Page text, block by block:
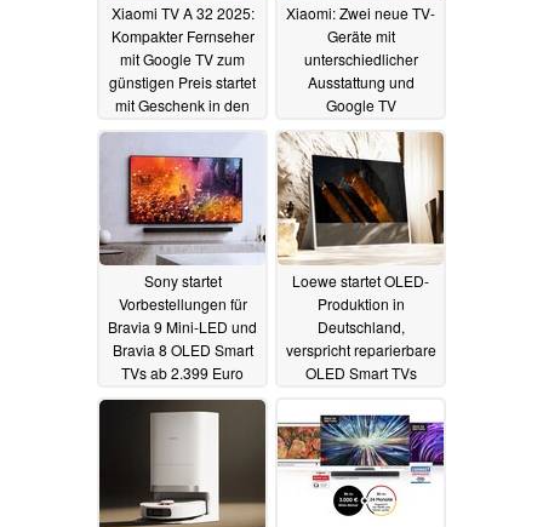
Xiaomi TV A 32 2025:
Kompakter Fernseher
mit Google TV zum
günstigen Preis startet
mit Geschenk in den
Verkauf09.07.2024
Xiaomi: Zwei neue TV-
Geräte mit
unterschiedlicher
Ausstattung und
Google TV
angekündigt 18.05.2024
Sony startet
Vorbestellungen für
Bravia 9 Mini-LED und
Bravia 8 OLED Smart
TVs ab 2.399 Euro
30.04.2024
Loewe startet OLED-
Produktion in
Deutschland,
verspricht reparierbare
OLED Smart TVs